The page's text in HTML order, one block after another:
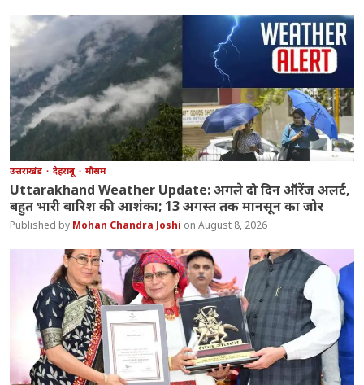
उत्तराखंड देहरादून मौसम
Uttarakhand Weather Update: अगले दो दिन ऑरेंज अलर्ट,
बहुत भारी बारिश की आशंका; 13 अगस्त तक मानसून का जोर
Mohan Chandra Joshi August 8, 2026